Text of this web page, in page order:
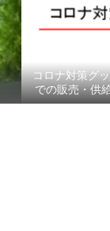
コロナ対策グ
での販売・供